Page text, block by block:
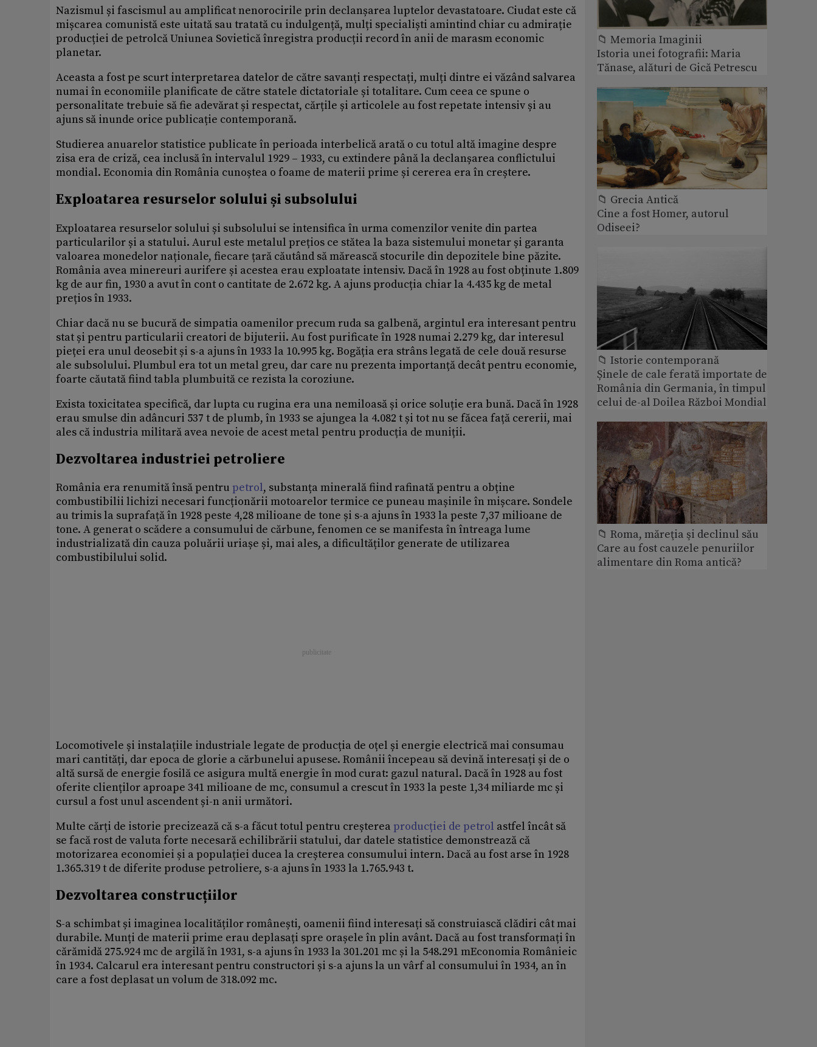
Nazismul și fascismul au amplificat nenorocirile prin declanșarea luptelor devastatoare. Ciudat este că
mișcarea comunistă este uitată sau tratată cu indulgență, mulți specialiști amintind chiar cu admirație
producției de petrolcă Uniunea Sovietică înregistra producții record în anii de marasm economic
planetar.
Aceasta a fost pe scurt interpretarea datelor de către savanți respectați, mulți dintre ei văzând salvarea
numai în economiile planificate de către statele dictatoriale și totalitare. Cum ceea ce spune o
personalitate trebuie să fie adevărat și respectat, cărțile și articolele au fost repetate intensiv și au
ajuns să inunde orice publicație contemporană.
Studierea anuarelor statistice publicate în perioada interbelică arată o cu totul altă imagine despre
zisa era de criză, cea inclusă în intervalul 1929 – 1933, cu extindere până la declanșarea conflictului
mondial. Economia din România cunoștea o foame de materii prime și cererea era în creștere.
Exploatarea resurselor solului și subsolului
Exploatarea resurselor solului și subsolului se intensifica în urma comenzilor venite din partea
particularilor și a statului. Aurul este metalul prețios ce stătea la baza sistemului monetar și garanta
valoarea monedelor naționale, fiecare țară căutând să mărească stocurile din depozitele bine păzite.
România avea minereuri aurifere și acestea erau exploatate intensiv. Dacă în 1928 au fost obținute 1.809
kg de aur fin, 1930 a avut în cont o cantitate de 2.672 kg. A ajuns producția chiar la 4.435 kg de metal
prețios în 1933.
Chiar dacă nu se bucură de simpatia oamenilor precum ruda sa galbenă, argintul era interesant pentru
stat și pentru particularii creatori de bijuterii. Au fost purificate în 1928 numai 2.279 kg, dar interesul
pieței era unul deosebit și s-a ajuns în 1933 la 10.995 kg. Bogăția era strâns legată de cele două resurse
ale subsolului. Plumbul era tot un metal greu, dar care nu prezenta importanță decât pentru economie,
foarte căutată fiind tabla plumbuită ce rezista la coroziune.
Exista toxicitatea specifică, dar lupta cu rugina era una nemiloasă și orice soluție era bună. Dacă în 1928
erau smulse din adâncuri 537 t de plumb, în 1933 se ajungea la 4.082 t și tot nu se făcea față cererii, mai
ales că industria militară avea nevoie de acest metal pentru producția de muniții.
Dezvoltarea industriei petroliere
România era renumită însă pentru petrol, substanța minerală fiind rafinată pentru a obține
combustibilii lichizi necesari funcționării motoarelor termice ce puneau mașinile în mișcare. Sondele
au trimis la suprafață în 1928 peste 4,28 milioane de tone și s-a ajuns în 1933 la peste 7,37 milioane de
tone. A generat o scădere a consumului de cărbune, fenomen ce se manifesta în întreaga lume
industrializată din cauza poluării uriașe și, mai ales, a dificultăților generate de utilizarea
combustibilului solid.
Locomotivele și instalațiile industriale legate de producția de oțel și energie electrică mai consumau
mari cantități, dar epoca de glorie a cărbunelui apusese. Românii începeau să devină interesați și de o
altă sursă de energie fosilă ce asigura multă energie în mod curat: gazul natural. Dacă în 1928 au fost
oferite clienților aproape 341 milioane de mc, consumul a crescut în 1933 la peste 1,34 miliarde mc și
cursul a fost unul ascendent și-n anii următori.
Multe cărți de istorie precizează că s-a făcut totul pentru creșterea producției de petrol astfel încât să
se facă rost de valuta forte necesară echilibrării statului, dar datele statistice demonstrează că
motorizarea economiei și a populației ducea la creșterea consumului intern. Dacă au fost arse în 1928
1.365.319 t de diferite produse petroliere, s-a ajuns în 1933 la 1.765.943 t.
Dezvoltarea construcțiilor
S-a schimbat și imaginea localităților românești, oamenii fiind interesați să construiască clădiri cât mai
durabile. Munți de materii prime erau deplasați spre orașele în plin avânt. Dacă au fost transformați în
cărămidă 275.924 mc de argilă în 1931, s-a ajuns în 1933 la 301.201 mc și la 548.291 mEconomia Românieic
în 1934. Calcarul era interesant pentru constructori și s-a ajuns la un vârf al consumului în 1934, an în
care a fost deplasat un volum de 318.092 mc.
📁 Memoria Imaginii
Istoria unei fotografii: Maria
Tănase, alături de Gică Petrescu
📁 Grecia Antică
Cine a fost Homer, autorul
Odiseei?
📁 Istorie contemporană
Șinele de cale ferată importate de
România din Germania, în timpul
celui de-al Doilea Război Mondial
📁 Roma, măreţia şi declinul său
Care au fost cauzele penuriilor
alimentare din Roma antică?